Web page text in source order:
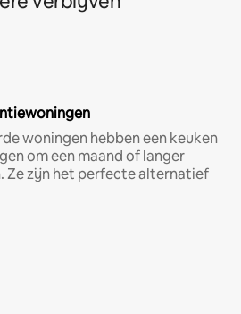
woningen hebben een keuken
om een maand of langer
Ze zijn het perfecte alternatief